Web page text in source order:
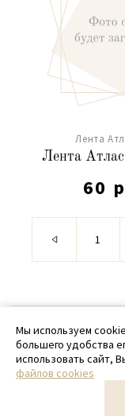
Лента
Лента
60
Мы используем
большего удобства
использовать сайт,
файлов cookies